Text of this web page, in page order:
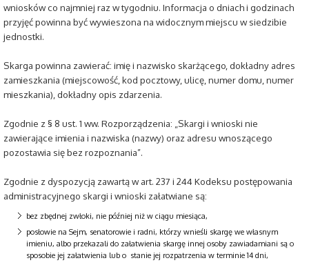
wniosków co najmniej raz w tygodniu. Informacja o dniach i godzinach
przyjęć powinna być wywieszona na widocznym miejscu w siedzibie
jednostki.
Skarga powinna zawierać: imię i nazwisko skarżącego, dokładny adres
zamieszkania (miejscowość, kod pocztowy, ulicę, numer domu, numer
mieszkania), dokładny opis zdarzenia.
Zgodnie z § 8 ust. 1 ww. Rozporządzenia: „Skargi i wnioski nie
zawierające imienia i nazwiska (nazwy) oraz adresu wnoszącego
pozostawia się bez rozpoznania”.
Zgodnie z dyspozycją zawartą w art. 237 i 244 Kodeksu postępowania
administracyjnego skargi i wnioski załatwiane są:
bez zbędnej zwłoki, nie później niż w ciągu miesiąca,
posłowie na Sejm, senatorowie i radni, którzy wnieśli skargę we własnym
imieniu, albo przekazali do załatwienia skargę innej osoby zawiadamiani są o
sposobie jej załatwienia lub o stanie jej rozpatrzenia w terminie 14 dni,